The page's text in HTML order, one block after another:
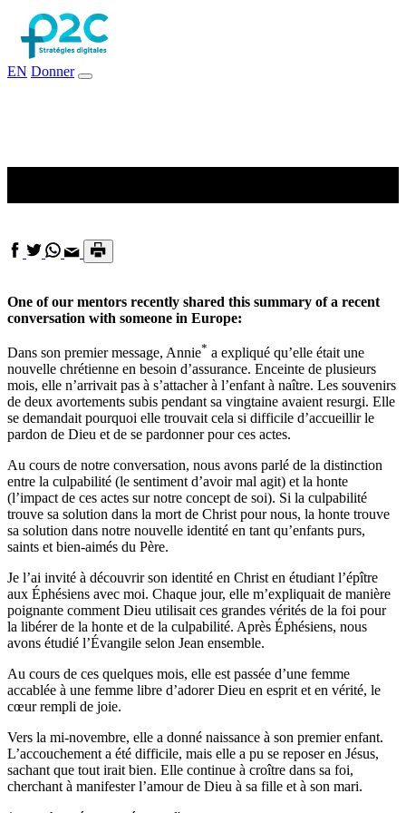
EN Donner
One of our mentors recently shared this summary of a recent
conversation with someone in Europe:
Dans son premier message, Annie* a expliqué qu’elle était une
nouvelle chrétienne en besoin d’assurance. Enceinte de plusieurs
mois, elle n’arrivait pas à s’attacher à l’enfant à naître. Les souvenirs
de deux avortements subis pendant sa vingtaine avaient resurgi. Elle
se demandait pourquoi elle trouvait cela si difficile d’accueillir le
pardon de Dieu et de se pardonner pour ces actes.
Au cours de notre conversation, nous avons parlé de la distinction
entre la culpabilité (le sentiment d’avoir mal agit) et la honte
(l’impact de ces actes sur notre concept de soi). Si la culpabilité
trouve sa solution dans la mort de Christ pour nous, la honte trouve
sa solution dans notre nouvelle identité en tant qu’enfants purs,
saints et bien-aimés du Père.
Je l’ai invité à découvrir son identité en Christ en étudiant l’épître
aux Éphésiens avec moi. Chaque jour, elle m’expliquait de manière
poignante comment Dieu utilisait ces grandes vérités de la foi pour
la libérer de la honte et de la culpabilité. Après Éphésiens, nous
avons étudié l’Évangile selon Jean ensemble.
Au cours de ces quelques mois, elle est passée d’une femme
accablée à une femme libre d’adorer Dieu en esprit et en vérité, le
cœur rempli de joie.
Vers la mi-novembre, elle a donné naissance à son premier enfant.
L’accouchement a été difficile, mais elle a pu se reposer en Jésus,
sachant que tout irait bien. Elle continue à croître dans sa foi,
cherchant à manifester l’amour de Dieu à sa fille et à son mari.